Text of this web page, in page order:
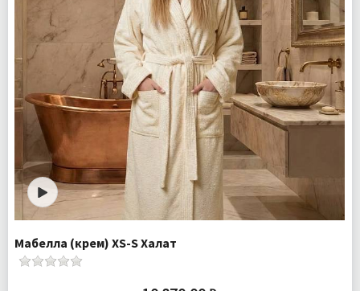
Мабелла (крем) XS-S Халат